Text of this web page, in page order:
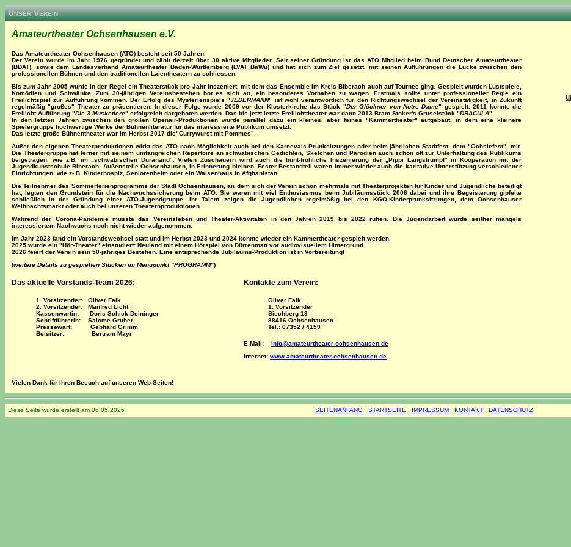
Unser Verein
Amateurtheater Ochsenhausen e.V.
Das Amateurtheater Ochsenhausen (ATO) besteht seit 50 Jahren.
Der Verein wurde im Jahr 1976 gegründet und zählt derzeit über 30 aktive Mitglieder. Seit seiner Gründung ist das ATO Mitglied beim Bund Deutscher Amateurtheater
(BDAT), sowie dem Landesverband Amateurtheater Baden-Württemberg (LVAT BaWü) und hat sich zum Ziel gesetzt, mit seinen Aufführungen die Lücke zwischen den
professionellen Bühnen und den traditionellen Laientheatern zu schliessen.
Bis zum Jahr 2005 wurde in der Regel ein Theaterstück pro Jahr inszeniert, mit dem das Ensemble im Kreis Biberach auch auf Tournee ging. Gespielt wurden Lustspiele,
Komödien und Schwänke. Zum 30-jährigen Vereinsbestehen bot es sich an, ein besonderes Vorhaben zu wagen. Erstmals sollte unter professioneller Regie ein
Freilichtspiel zur Aufführung kommen. Der Erfolg des Mysterienspiels "JEDERMANN" ist wohl verantwortlich für den Richtungswechsel der Vereinstätigkeit, in Zukunft
regelmäßig "großes" Theater zu präsentieren. In dieser Folge wurde 2009 vor der Klosterkirche das Stück "Der Glöckner von Notre Dame" gespielt. 2011 konnte die
Freilicht-Aufführung "Die 3 Musketiere" erfolgreich dargeboten werden. Das bis jetzt letzte Freilichttheater war dann 2013 Bram Stoker's Gruselstück "DRACULA".
In den letzten Jahren zwischen den großen Openair-Produktionen wurde parallel dazu ein kleines, aber feines "Kammertheater" aufgebaut, in dem eine kleinere
Spielergruppe hochwertige Werke der Bühnenliteratur für das interessierte Publikum umsetzt.
Das letzte große Bühnentheater war im Herbst 2017 die"Currywurst mit Pommes".
Außer den eigenen Theaterproduktionen wirkt das ATO nach Möglichkeit auch bei den Karnevals-Prunksitzungen oder beim jährlichen Stadtfest, dem "Öchslefest", mit.
Die Theatergruppe hat ferner mit seinem umfangreichen Repertoire an schwäbischen Gedichten, Sketchen und Parodien auch schon oft zur Unterhaltung des Publikums
beigetragen, wie z.B. im „schwäbischen Duranand“. Vielen Zuschauern wird auch die bunt-fröhliche Inszenierung der „Pippi Langstrumpf“ in Kooperation mit der
Jugendkunstschule Biberach, Außenstelle Ochsenhausen, in Erinnerung bleiben. Fester Bestandteil waren immer wieder auch die karitative Unterstützung verschiedener
Einrichtungen, wie z- B. Kinderhospiz, Seniorenheim oder ein Waisenhaus in Afghanistan.
Die Teilnehmer des Sommerferienprogramms der Stadt Ochsenhausen, an dem sich der Verein schon mehrmals mit Theaterprojekten für Kinder und Jugendliche beteiligt
hat, legten den Grundstein für die Nachwuchssicherung beim ATO. Sie waren mit viel Enthusiasmus beim Jubiläumsstück 2006 dabei und ihre Begeisterung gipfelte
schließlich in der Gründung einer ATO-Jugendgruppe. Ihr Talent zeigen die Jugendlichen regelmäßig bei den KGO-Kinderprunksitzungen, dem Ochsenhauser
Weihnachtsmarkt oder auch bei unseren Theaternproduktionen.
Während der Corona-Pandemie musste das Vereinsleben und Theater-Aktivitäten in den Jahren 2019 bis 2022 ruhen. Die Jugendarbeit wurde seither mangels
interessiertem Nachwuchs noch nicht wieder aufgenommen.
Im Jahr 2023 fand ein Vorstandswechsel statt und im Herbst 2023 und 2024 konnte wieder ein Kammertheater gespielt werden.
2025 wurde ein "Hör-Theater" einstudiert: Neuland mit einem Hörspiel von Dürrenmatt vor audiovisuellem Hintergrund.
2026 feiert der Verein sein 50-jähriges Bestehen. Eine entsprechende Jubiläums-Produktion ist in Vorbereitung!
(weitere Details zu gespielten Stücken im Menüpunkt "PROGRAMM")
Das aktuelle Vorstands-Team 2026:
1. Vorsitzender: Oliver Falk
2. Vorsitzender: Manfred Licht
Kassenwartin: Doris Schick-Deininger
Schriftführerin: Salome Gruber
Pressewart:
Gebhard Grimm
Beisitzer: Bertram Mayr
Kontakte zum Verein:
Oliver Falk
1. Vorsitzender
Siechberg 13
88416 Ochsenhausen
Tel.: 07352 / 4159
E-Mail: info@amateurtheater-ochsenhausen.de
Internet: www.amateurtheater-ochsenhausen.de
Vielen Dank für Ihren Besuch auf unseren Web-Seiten!
Diese Seite wurde erstellt am 06.05.2026 SEITENANFANG · STARTSEITE · IMPRESSUM· KONTAKT· DATENSCHUTZ